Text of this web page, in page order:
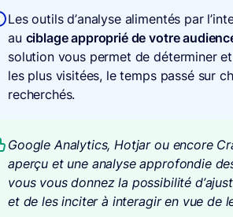
Les outils d’analyse alimentés par
au ciblage approprié de votre
solution vous permet de déterminer
les plus visitées, le temps passé sur
recherchés.
Google Analytics, Hotjar ou encore
aperçu et une analyse approfondie
vous vous donnez la possibilité
et de les inciter à interagir en vue de